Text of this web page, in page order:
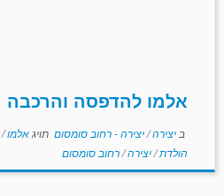
אלמו להדפסה והרכבה
ב יצירה/יצירה - רחוב סומסום תויגאלמו/
הולדת/יצירה/רחוב סומסום